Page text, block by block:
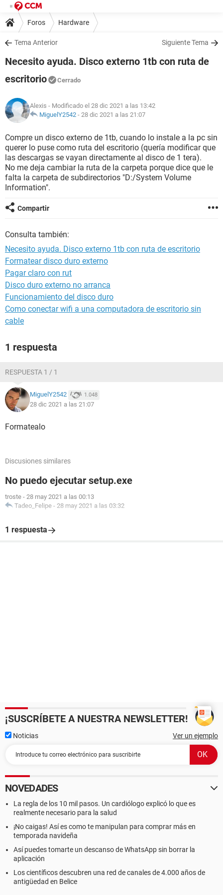
Foros Hardware
Tema Anterior Siguiente Tema
Necesito ayuda. Disco externo 1tb con ruta de
escritorio
Cerrado
Alexis - Modificado el 28 dic 2021 a las 13:42
MiguelY2542 - 28 dic 2021 a las 21:07
Compre un disco externo de 1tb, cuando lo instale a la pc sin
querer lo puse como ruta del escritorio (quería modificar que
las descargas se vayan directamente al disco de 1 tera).
No me deja cambiar la ruta de la carpeta porque dice que le
falta la carpeta de subdirectorios "D:/System Volume
Information".
Compartir
Consulta también:
Necesito ayuda. Disco externo 1tb con ruta de escritorio
Formatear disco duro externo
Pagar claro con rut
Disco duro externo no arranca
Funcionamiento del disco duro
Como conectar wifi a una computadora de escritorio sin
cable
1 respuesta
RESPUESTA 1 / 1
MiguelY2542 1.048
28 dic 2021 a las 21:07
Formatealo
Discusiones similares
No puedo ejecutar setup.exe
troste - 28 may 2021 a las 00:13
Tadeo_Felipe - 28 may 2021 a las 03:32
1 respuesta
¡SUSCRÍBETE A NUESTRA NEWSLETTER!
Noticias Ver un ejemplo
NOVEDADES
La regla de los 10 mil pasos. Un cardiólogo explicó lo que es
realmente necesario para la salud
¡No caigas! Así es como te manipulan para comprar más en
temporada navideña
Así puedes tomarte un descanso de WhatsApp sin borrar la
aplicación
Los científicos descubren una red de canales de 4.000 años de
antigüedad en Belice